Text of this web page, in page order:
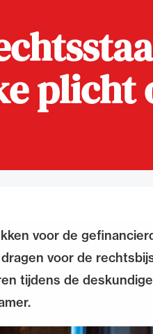
plicht
voor de
voor de
tijdens de
voor de advocatuur.
Verordening op de